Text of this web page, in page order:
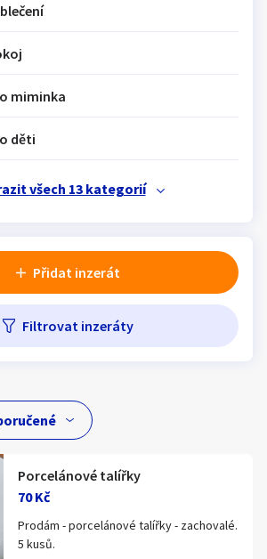
miminka
děti
všech 13 kategorií
Přidat inzerát
Filtrovat inzeráty
Porcelánové talířky
70 Kč
Prodám - porcelánové talířky - zachovalé.
5 kusů.
Neuvedeno
Neuvedeno
s personalizací nabídek, zasíláním
materiálů a upozornění.